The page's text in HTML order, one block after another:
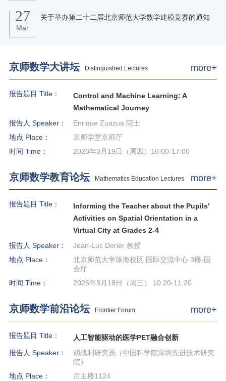
27
Mar
关于举办第二十二届北京师范大学数学建模竞赛的通知
more+
京师数学大讲坛 Distinguished Lectures
报告题目 Title：
Control and Machine Learning: A
Mathematical Journey
报告人 Speaker：
Enrique Zuazua 院士
地点 Place：
京师学堂京师厅
时间 Time：
2026年3月19日（周四）16:00-17:00
more+
京师数学教育论坛 Mathematics Education Lectures
报告题目 Title：
Informing the Teacher about the Pupils'
Activities on Spatial Orientation in a
Virtual City at Grades 2-4
报告人 Speaker：
Jean-Luc Dorier 教授
地点 Place：
北京师范大学珠海校区 国际交流中心 3楼-国
会厅
时间 Time：
2026年3月18日（周三） 10:20-11:20
more+
京师数学前沿论坛 Frontier Forum
报告题目 Title：
人工智能驱动的医学PET融合创新
报告人 Speaker：
胡战利研究员（中国科学院深圳先进技术研究
院）
地点 Place：
后主楼1124